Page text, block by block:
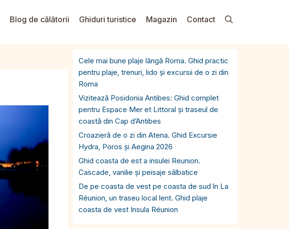
Blog de călătorii Ghiduri turistice Magazin Contact
Cele mai bune plaje lângă Roma. Ghid practic
pentru plaje, trenuri, lido și excursii de o zi din
Roma
Vizitează Posidonia Antibes: Ghid complet
pentru Espace Mer et Littoral și traseul de
coastă din Cap d’Antibes
Croazieră de o zi din Atena. Ghid Excursie
Hydra, Poros și Aegina 2026
Ghid coasta de est a insulei Reunion.
Cascade, vanilie și peisaje sălbatice
De pe coasta de vest pe coasta de sud în La
Réunion, un traseu local lent. Ghid plaje
coasta de vest Insula Réunion